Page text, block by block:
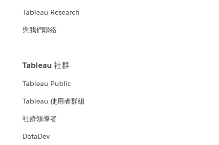
Tableau Research
與我們聯絡
Tableau 社群
Tableau Public
Tableau 使用者群組
社群領導者
DataDev